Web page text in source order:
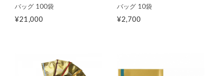
バッグ 100袋
¥21,000
バッグ 10袋
¥2,700